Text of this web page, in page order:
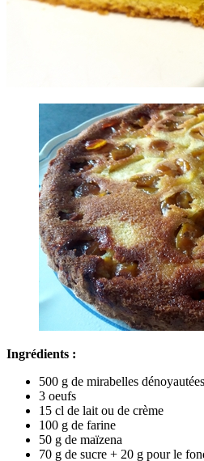
Ingrédients :
500 g de mirabelles dénoyautées
3 oeufs
15 cl de lait ou de crème
100 g de farine
50 g de maïzena
70 g de sucre + 20 g pour le